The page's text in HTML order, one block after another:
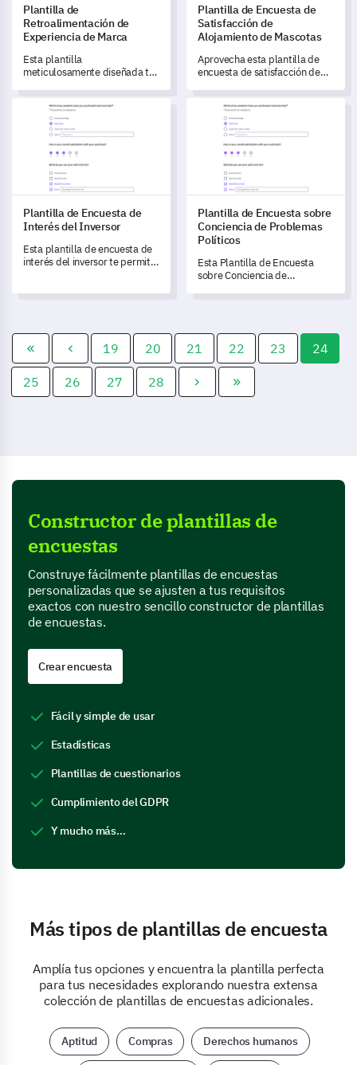
Plantilla de
Retroalimentación de
Experiencia de Marca
Esta plantilla
meticulosamente diseñada te
completa sobre la percepción
y experiencias de los clientes
con tu marca.
Plantilla de Encuesta de
Satisfacción de
Alojamiento de Mascotas
Aprovecha esta plantilla de
encuesta de satisfacción de
obtener información valiosa
sobre las experiencias y
niveles de satisfacción de tus
clientes.
Plantilla de Encuesta de Interés del Inversor
Plantilla de Encuesta de
Interés del Inversor
Esta plantilla de encuesta de
interés del inversor te permite
estrategias de inversión según
sus necesidades.
Plantilla de Encuesta sobre
Plantilla de Encuesta sobre
Conciencia de Problemas
Políticos
Esta Plantilla de Encuesta
sobre Conciencia de
problemas políticos actuales.
19 20 21 22 23 24
25 26 27 28
Constructor de plantillas de
encuestas
Construye fácilmente plantillas de encuestas
personalizadas que se ajusten a tus requisitos
exactos con nuestro sencillo constructor de plantillas
de encuestas.
Crear encuesta
Fácil y simple de usar
Estadísticas
Plantillas de cuestionarios
Cumplimiento del GDPR
Y mucho más…
Más tipos de plantillas de encuesta
Amplía tus opciones y encuentra la plantilla perfecta
para tus necesidades explorando nuestra extensa
colección de plantillas de encuestas adicionales.
Aptitud Compras Derechos humanos